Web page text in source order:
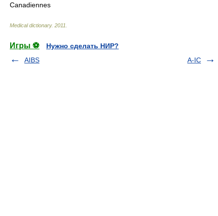
Canadiennes
Medical dictionary. 2011
Игры ⚽
Нужно сделать НИР?
AIBS
A-IC